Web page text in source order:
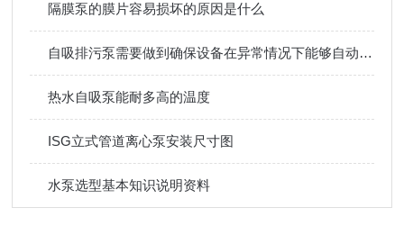
隔膜泵的膜片容易损坏的原因是什么
自吸排污泵需要做到确保设备在异常情况下能够自动停机保护
热水自吸泵能耐多高的温度
ISG立式管道离心泵安装尺寸图
水泵选型基本知识说明资料